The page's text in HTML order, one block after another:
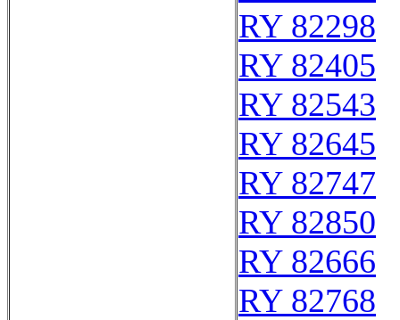
RY 82298
RY 82405
RY 82543
RY 82645
RY 82747
RY 82850
RY 82666
RY 82768